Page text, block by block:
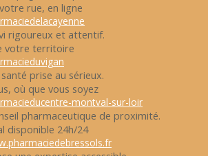
rue, en ligne
rigoureux et attentif.
votre territoire
prise au sérieux.
où que vous soyez
montval-sur-loir
pharmaceutique de proximité.
disponible 24h/24